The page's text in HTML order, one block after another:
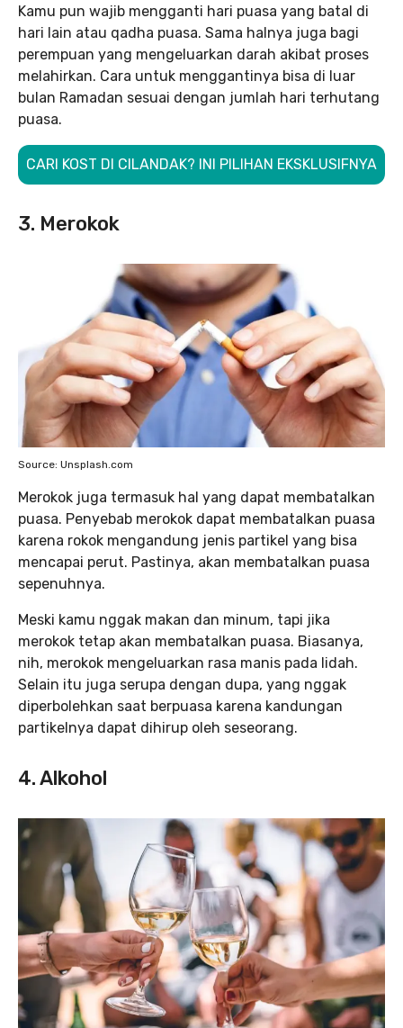
Kamu pun wajib mengganti hari puasa yang batal di
hari lain atau qadha puasa. Sama halnya juga bagi
perempuan yang mengeluarkan darah akibat proses
melahirkan. Cara untuk menggantinya bisa di luar
bulan Ramadan sesuai dengan jumlah hari terhutang
puasa.
CARI KOST DI CILANDAK? INI PILIHAN EKSKLUSIFNYA
3. Merokok
Source: Unsplash.com
Merokok juga termasuk hal yang dapat membatalkan
puasa. Penyebab merokok dapat membatalkan puasa
karena rokok mengandung jenis partikel yang bisa
mencapai perut. Pastinya, akan membatalkan puasa
sepenuhnya.
Meski kamu nggak makan dan minum, tapi jika
merokok tetap akan membatalkan puasa. Biasanya,
nih, merokok mengeluarkan rasa manis pada lidah.
Selain itu juga serupa dengan dupa, yang nggak
diperbolehkan saat berpuasa karena kandungan
partikelnya dapat dihirup oleh seseorang.
4. Alkohol